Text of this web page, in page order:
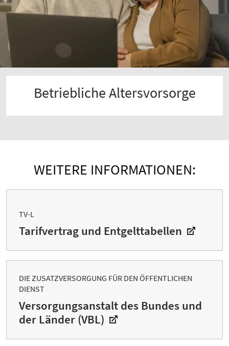
Betriebliche Altersvorsorge
WEITERE INFORMATIONEN:
TV-L
Tarifvertrag und Entgelttabellen
DIE ZUSATZVERSORGUNG FÜR DEN ÖFFENTLICHEN
DIENST
Versorgungsanstalt des Bundes und
der Länder (VBL)